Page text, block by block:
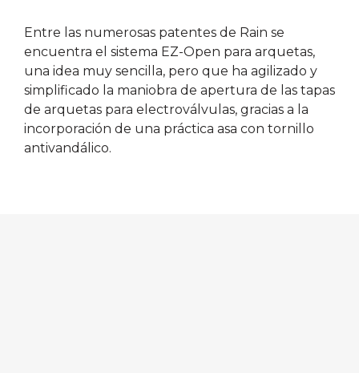
Entre las numerosas patentes de Rain se
encuentra el sistema EZ-Open para arquetas,
una idea muy sencilla, pero que ha agilizado y
simplificado la maniobra de apertura de las tapas
de arquetas para electroválvulas, gracias a la
incorporación de una práctica asa con tornillo
antivandálico.